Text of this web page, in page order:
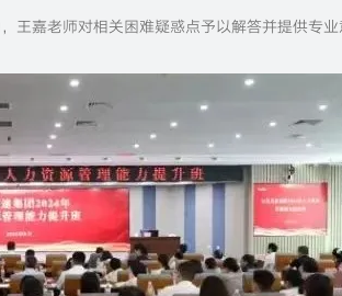
王嘉老师对相关困难疑惑点予以解答并提供专业